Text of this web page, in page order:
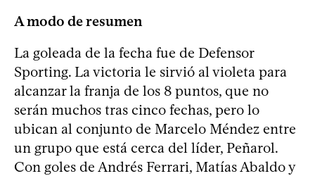
A modo de resumen
La goleada de la fecha fue de Defensor
Sporting. La victoria le sirvió al violeta para
alcanzar la franja de los 8 puntos, que no
serán muchos tras cinco fechas, pero lo
ubican al conjunto de Marcelo Méndez entre
un grupo que está cerca del líder, Peñarol.
Con goles de Andrés Ferrari, Matías Abaldo y